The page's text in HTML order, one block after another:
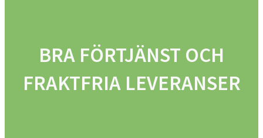
BRA FÖRTJÄNST OCH
FRAKTFRIA LEVERANSER